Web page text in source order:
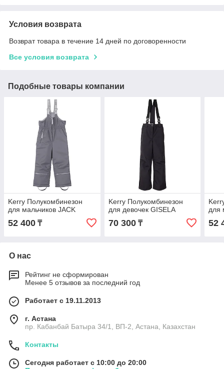
Условия возврата
Возврат товара в течение 14 дней по договоренности
Все условия возврата
Подобные товары компании
Kerry Полукомбинезон
для мальчиков JACK
52 400 ₸
Kerry Полукомбинезон
для девочек GISELA
70 300₸
для
52
О нас
Рейтинг не сформирован
Менее 5 отзывов за последний год
Работает с 19.11.2013
г. Астана
пр. Кабанбай Батыра 34/1, ВП-2, Астана, Казахстан
Контакты
Сегодня работает с 10:00 до 20:00